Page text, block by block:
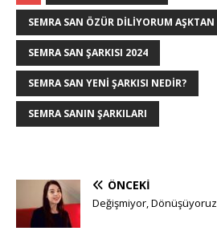
SEMRA SAN ÖZÜR DILIYORUM AŞKTAN
SEMRA SAN ŞARKISI 2024
SEMRA SAN YENI ŞARKISI NEDIR?
SEMRA SANIN ŞARKILARI
ÖNCEKI
Değişmiyor, Dönüşüyoruz